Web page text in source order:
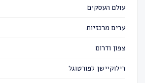
עולם העסקים
ערים מרכזיות
צפון ודרום
רילוקיישן לפורטוגל